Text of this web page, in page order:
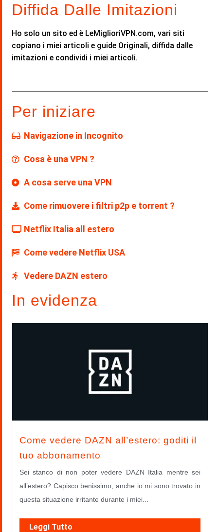
Diffida Dalle Imitazioni
Ho solo un sito ed è LeMiglioriVPN.com, vari siti
copiano i miei articoli e guide Originali, diffida dalle
imitazioni e condividi i miei articoli.
Per iniziare
Navigazione in Incognito
Cosa è una VPN ?
A cosa serve una VPN
Come rimuovere i filtri p2p e torrent ?
Netflix Italia all estero
Come vedere Netflix USA
Vedere DAZN estero
In evidenza
Come vedere DAZN all’estero: goditi il
tuo abbonamento
Sei stanco di non poter vedere DAZN Italia mentre sei
all’estero? Capisco benissimo, anche io mi sono trovato in
questa situazione irritante durante i miei...
Leggi Tutto